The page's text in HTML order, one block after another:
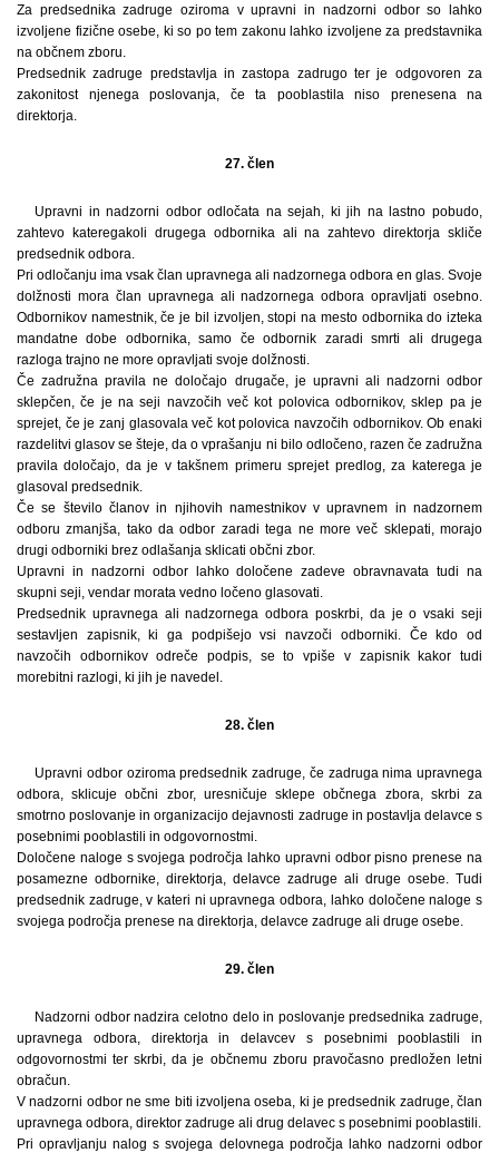
Za predsednika zadruge oziroma v upravni in nadzorni odbor so lahko
izvoljene fizične osebe, ki so po tem zakonu lahko izvoljene za predstavnika
na občnem zboru.
Predsednik zadruge predstavlja in zastopa zadrugo ter je odgovoren za
zakonitost njenega poslovanja, če ta pooblastila niso prenesena na
direktorja.
27. člen
Upravni in nadzorni odbor odločata na sejah, ki jih na lastno pobudo,
zahtevo kateregakoli drugega odbornika ali na zahtevo direktorja skliče
predsednik odbora.
Pri odločanju ima vsak član upravnega ali nadzornega odbora en glas. Svoje
dolžnosti mora član upravnega ali nadzornega odbora opravljati osebno.
Odbornikov namestnik, če je bil izvoljen, stopi na mesto odbornika do izteka
mandatne dobe odbornika, samo če odbornik zaradi smrti ali drugega
razloga trajno ne more opravljati svoje dolžnosti.
Če zadružna pravila ne določajo drugače, je upravni ali nadzorni odbor
sklepčen, če je na seji navzočih več kot polovica odbornikov, sklep pa je
sprejet, če je zanj glasovala več kot polovica navzočih odbornikov. Ob enaki
razdelitvi glasov se šteje, da o vprašanju ni bilo odločeno, razen če zadružna
pravila določajo, da je v takšnem primeru sprejet predlog, za katerega je
glasoval predsednik.
Če se število članov in njihovih namestnikov v upravnem in nadzornem
odboru zmanjša, tako da odbor zaradi tega ne more več sklepati, morajo
drugi odborniki brez odlašanja sklicati občni zbor.
Upravni in nadzorni odbor lahko določene zadeve obravnavata tudi na
skupni seji, vendar morata vedno ločeno glasovati.
Predsednik upravnega ali nadzornega odbora poskrbi, da je o vsaki seji
sestavljen zapisnik, ki ga podpišejo vsi navzoči odborniki. Če kdo od
navzočih odbornikov odreče podpis, se to vpiše v zapisnik kakor tudi
morebitni razlogi, ki jih je navedel.
28. člen
Upravni odbor oziroma predsednik zadruge, če zadruga nima upravnega
odbora, sklicuje občni zbor, uresničuje sklepe občnega zbora, skrbi za
smotrno poslovanje in organizacijo dejavnosti zadruge in postavlja delavce s
posebnimi pooblastili in odgovornostmi.
Določene naloge s svojega področja lahko upravni odbor pisno prenese na
posamezne odbornike, direktorja, delavce zadruge ali druge osebe. Tudi
predsednik zadruge, v kateri ni upravnega odbora, lahko določene naloge s
svojega področja prenese na direktorja, delavce zadruge ali druge osebe.
29. člen
Nadzorni odbor nadzira celotno delo in poslovanje predsednika zadruge,
upravnega odbora, direktorja in delavcev s posebnimi pooblastili in
odgovornostmi ter skrbi, da je občnemu zboru pravočasno predložen letni
obračun.
V nadzorni odbor ne sme biti izvoljena oseba, ki je predsednik zadruge, član
upravnega odbora, direktor zadruge ali drug delavec s posebnimi pooblastili.
Pri opravljanju nalog s svojega delovnega področja lahko nadzorni odbor